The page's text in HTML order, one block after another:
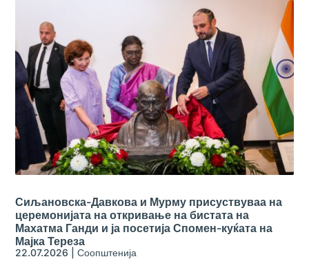
Сиљановска-Давкова и Мурму присуствуваа на
церемонијата на откривање на бистата на
Махатма Ганди и ја посетија Спомен-куќата на
Мајка Тереза
22.07.2026 |Соопштенија